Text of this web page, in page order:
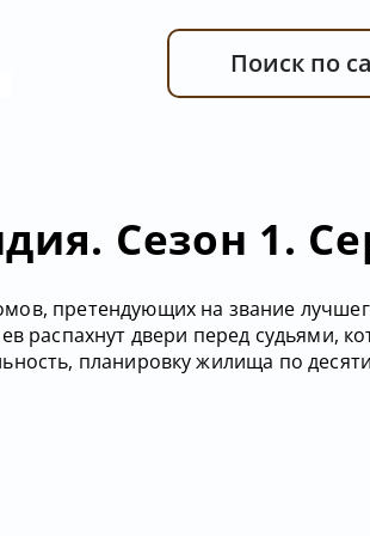
Поиск по
Сезон 1.
претендующих на звание
распахнут двери перед судьями,
планировку жилища по